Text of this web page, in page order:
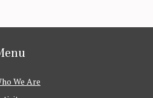
We Are